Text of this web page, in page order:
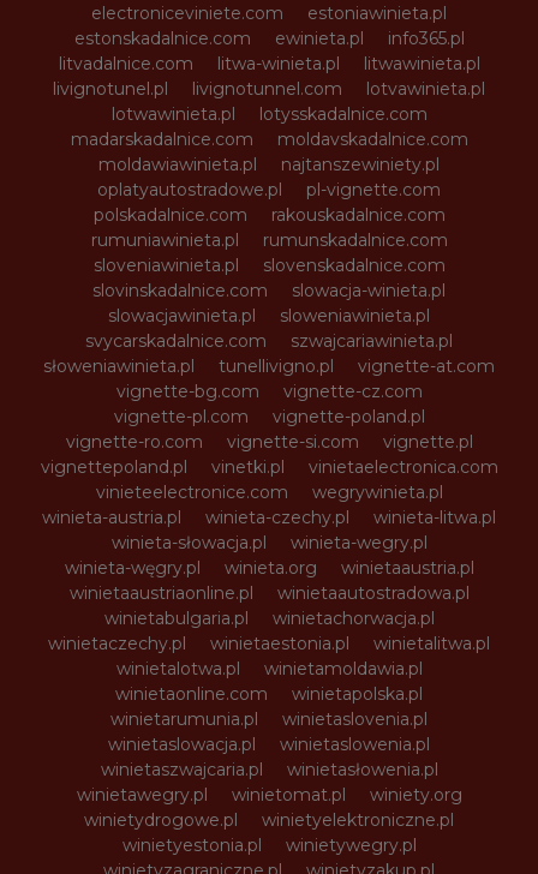
electroniceviniete.com
estoniawinieta.pl
estonskadalnice.com
ewinieta.pl
info365.pl
litvadalnice.com
litwa-winieta.pl
litwawinieta.pl
livignotunel.pl
livignotunnel.com
lotvawinieta.pl
lotwawinieta.pl
lotysskadalnice.com
madarskadalnice.com
moldavskadalnice.com
moldawiawinieta.pl
najtanszewiniety.pl
oplatyautostradowe.pl
pl-vignette.com
polskadalnice.com
rakouskadalnice.com
rumuniawinieta.pl
rumunskadalnice.com
sloveniawinieta.pl
slovenskadalnice.com
slovinskadalnice.com
slowacja-winieta.pl
slowacjawinieta.pl
sloweniawinieta.pl
svycarskadalnice.com
szwajcariawinieta.pl
słoweniawinieta.pl
tunellivigno.pl
vignette-at.com
vignette-bg.com
vignette-cz.com
vignette-pl.com
vignette-poland.pl
vignette-ro.com
vignette-si.com
vignette.pl
vignettepoland.pl
vinetki.pl
vinietaelectronica.com
vinieteelectronice.com
wegrywinieta.pl
winieta-austria.pl
winieta-czechy.pl
winieta-litwa.pl
winieta-słowacja.pl
winieta-wegry.pl
winieta-węgry.pl
winieta.org
winietaaustria.pl
winietaaustriaonline.pl
winietaautostradowa.pl
winietabulgaria.pl
winietachorwacja.pl
winietaczechy.pl
winietaestonia.pl
winietalitwa.pl
winietalotwa.pl
winietamoldawia.pl
winietaonline.com
winietapolska.pl
winietarumunia.pl
winietaslovenia.pl
winietaslowacja.pl
winietaslowenia.pl
winietaszwajcaria.pl
winietasłowenia.pl
winietawegry.pl
winietomat.pl
winiety.org
winietydrogowe.pl
winietyelektroniczne.pl
winietyestonia.pl
winietywegry.pl